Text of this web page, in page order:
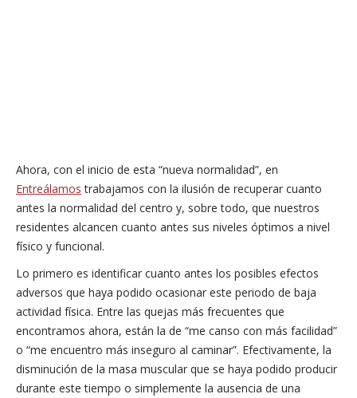
Ahora, con el inicio de esta “nueva normalidad”, en
Entreálamos trabajamos con la ilusión de recuperar cuanto
antes la normalidad del centro y, sobre todo, que nuestros
residentes alcancen cuanto antes sus niveles óptimos a nivel
físico y funcional.
Lo primero es identificar cuanto antes los posibles efectos
adversos que haya podido ocasionar este periodo de baja
actividad física. Entre las quejas más frecuentes que
encontramos ahora, están la de “me canso con más facilidad”
o “me encuentro más inseguro al caminar”. Efectivamente, la
disminución de la masa muscular que se haya podido producir
durante este tiempo o simplemente la ausencia de una